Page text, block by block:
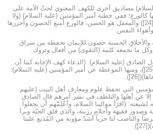
مصاديق أخرى للكهف المعنوي لحثّ الأمة على
كالورع؛ ففي خطبة أمير المؤمنين (عليه السلام) (ولا
معقل أحرز من الورع)([24]) والمعقل هو الحصن، فالورع أمنع الحصون وأحرزها
النفس.
والأخلاق الحسنة حصون للإيمان تحفظه من سراق
ما تجمعه كلمة (التقوى) من أفعال وتروك.
الصادق (عليه السلام): (الدعاء كهف الإجابة كما أن
السحاب كهف المطر)([25])، ومنها الموعظة عن أمير المؤمنين (عليه السلام):
التي تحفظ علوم ومعارف أهل البيت (عليهم
إلا عن أهلها والتلطف في نشر أمرهم قال الصادق
(اقرَأ موالينا السلام، وأعْلِمْهم أن يجعلوا
فقيهة وأحلام رزينة، والذي فلق الحبّة وبرأ
والناصب لنا حرباً أشدّ مؤونة من المُذيع علينا